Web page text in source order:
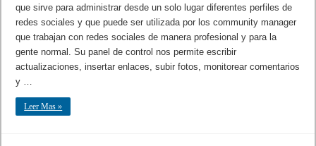
que sirve para administrar desde un solo lugar diferentes perfiles de
redes sociales y que puede ser utilizada por los community manager
que trabajan con redes sociales de manera profesional y para la
gente normal. Su panel de control nos permite escribir
actualizaciones, insertar enlaces, subir fotos, monitorear comentarios
y …
Leer Mas »